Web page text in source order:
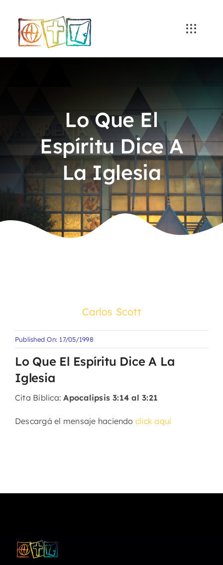
content
Lo Que El
Espíritu Dice A
La Iglesia
Carlos Scott
Published On: 17/05/1998
Lo Que El Espíritu Dice A La
Iglesia
Cita Bíblica:Apocalipsis 3:14 al 3:21
Descargá el mensaje haciendo click aquí